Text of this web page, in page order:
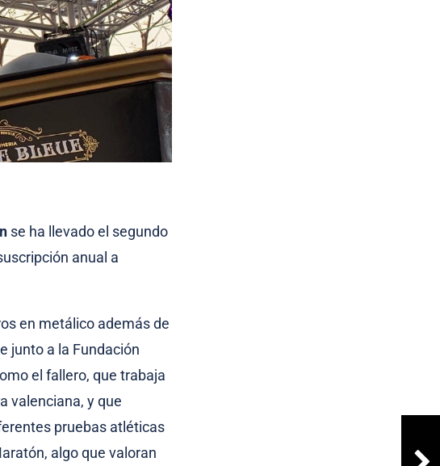
se ha llevado el segundo
anual a
en metálico además de
junto a la Fundación
el fallero, que trabaja
valenciana, y que
pruebas atléticas
algo que valoran